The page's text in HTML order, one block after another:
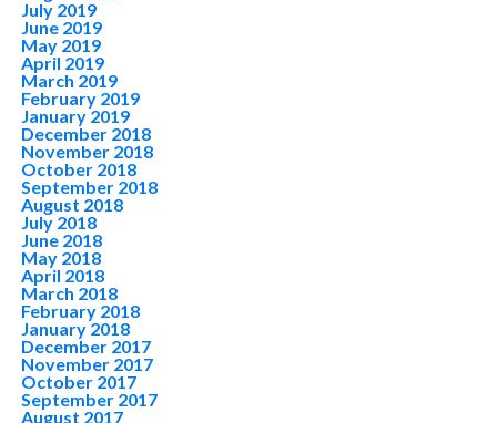
July 2019
June 2019
May 2019
April 2019
March 2019
February 2019
January 2019
December 2018
November 2018
October 2018
September 2018
August 2018
July 2018
June 2018
May 2018
April 2018
March 2018
February 2018
January 2018
December 2017
November 2017
October 2017
September 2017
August 2017